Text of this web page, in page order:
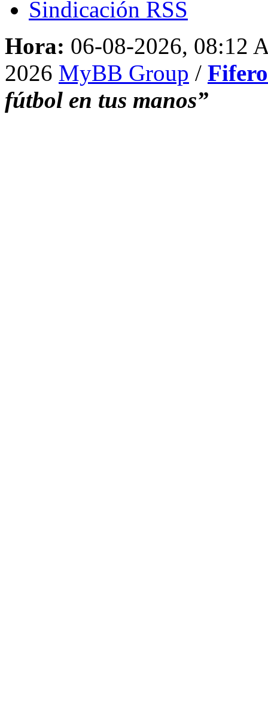
Sindicación RSS
Hora: 06-08-2026, 08:12
2026 MyBB Group /
fútbol en tus manos”